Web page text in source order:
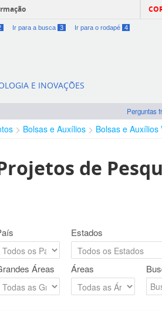
Ir para a busca 3 Ir para o rodapé 4
E INOVAÇÕES
Perguntas
Bolsas e Auxílios Bolsas e Auxílios
de
Estados
Áreas Áreas